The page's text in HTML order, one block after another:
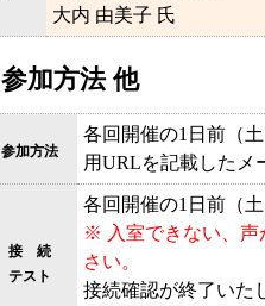
大内 由美子 氏
参加方法 他
参加方法
各回開催の1日前（
用URLを記載したメ
接 続
テスト
各回開催の1日前（
※ 入室できない、声
さい。
接続確認が終了いた